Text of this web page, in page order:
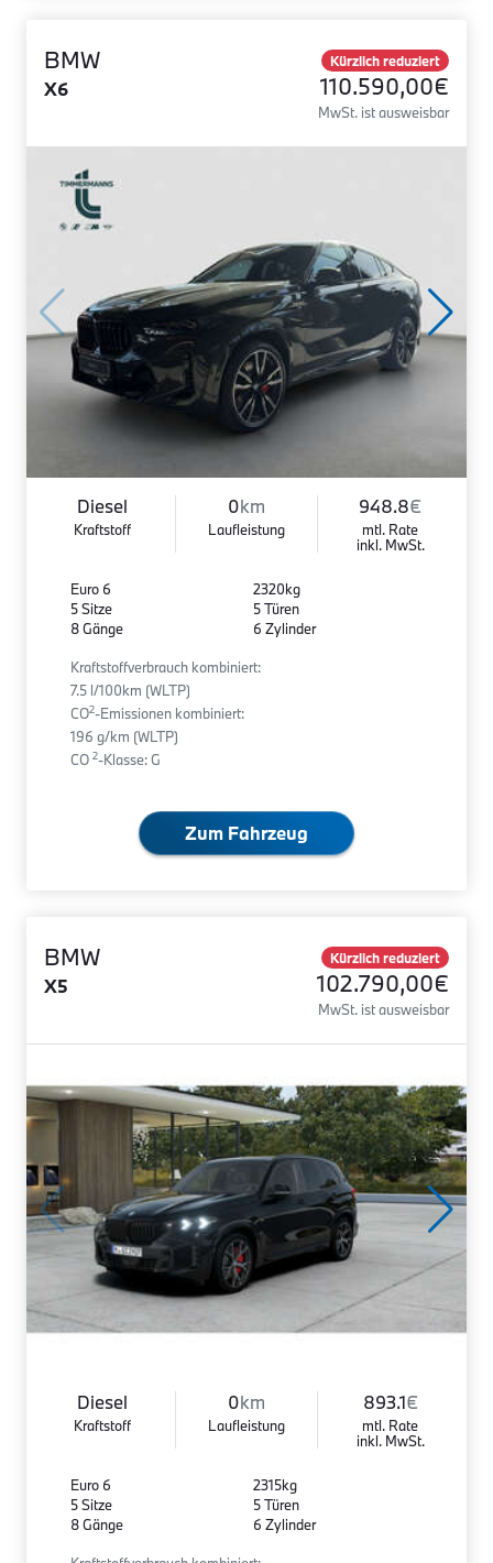
BMW
X6
Kürzlich reduziert
110.590,00€
MwSt. ist ausweisbar
Diesel
Kraftstoff
0km
Laufleistung
948.8€
mtl. Rate
inkl. MwSt.
Euro 6
5 Sitze
8 Gänge
2320kg
5 Türen
6 Zylinder
Kraftstoffverbrauch kombiniert:
7.5 l/100km (WLTP)
CO2-Emissionen kombiniert:
196 g/km (WLTP)
CO 2-Klasse: G
Zum Fahrzeug
BMW
X5
Kürzlich reduziert
102.790,00€
MwSt. ist ausweisbar
Diesel
Kraftstoff
0km
Laufleistung
893.1€
mtl. Rate
inkl. MwSt.
Euro 6
5 Sitze
8 Gänge
2315kg
5 Türen
6 Zylinder